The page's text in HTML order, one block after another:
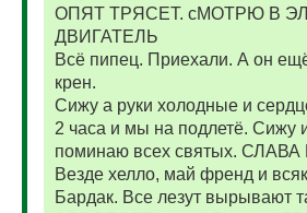
ОПЯТ ТРЯСЕТ. сМОТРЮ В
ДВИГАТЕЛЬ
Всё пипец. Приехали. А он
крен.
Сижу а руки холодные и
2 часа и мы на подлетё. Сижу
поминаю всех святых.
Везде хелло, май френд и
Бардак. Все лезут